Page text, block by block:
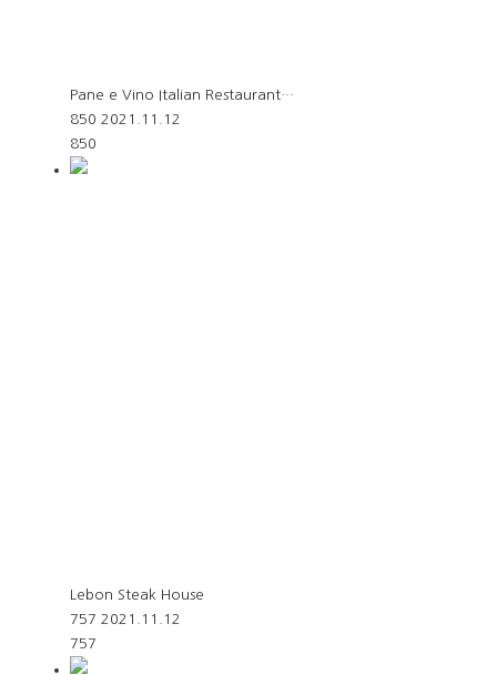
Pane e Vino Italian Restaurant…
850 2021.11.12
850
Lebon Steak House
757 2021.11.12
757